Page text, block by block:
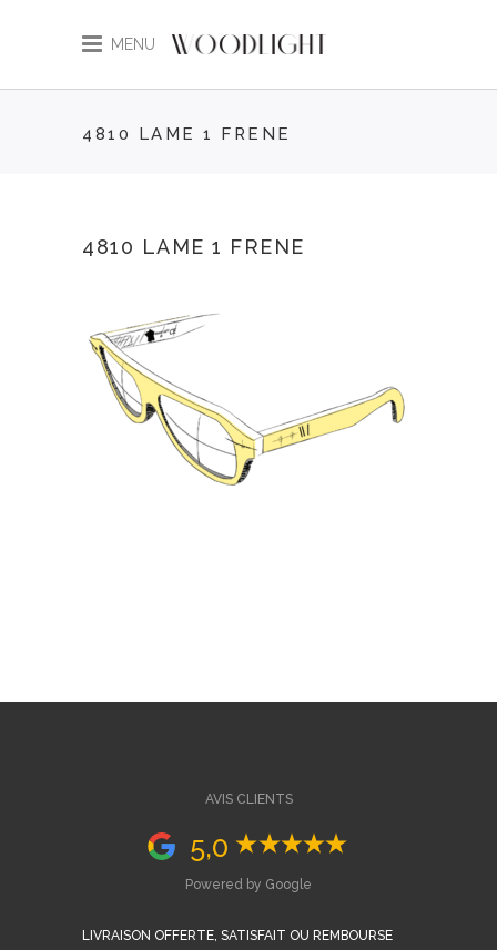
MENU
4810 LAME 1 FRENE
4810 LAME 1 FRENE
AVIS CLIENTS
5,0
Powered by Google
LIVRAISON OFFERTE, SATISFAIT OU REMBOURSE